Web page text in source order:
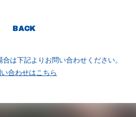
BACK
合は下記よりお問い合わせください。
合わせはこちら